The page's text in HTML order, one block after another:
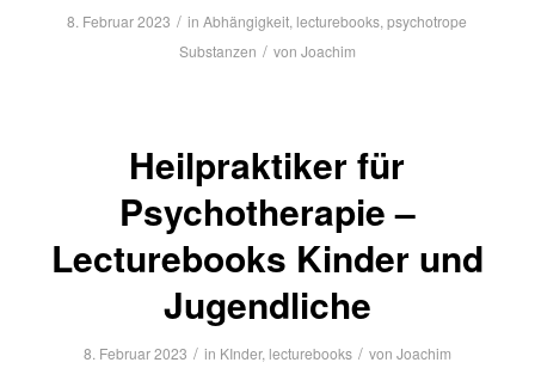
8. Februar 2023 / inAbhängigkeit, lecturebooks,psychotrope
Substanzen / von Joachim
Heilpraktiker für
Psychotherapie –
Lecturebooks Kinder und
Jugendliche
8. Februar 2023 / in KInder, lecturebooks / von Joachim